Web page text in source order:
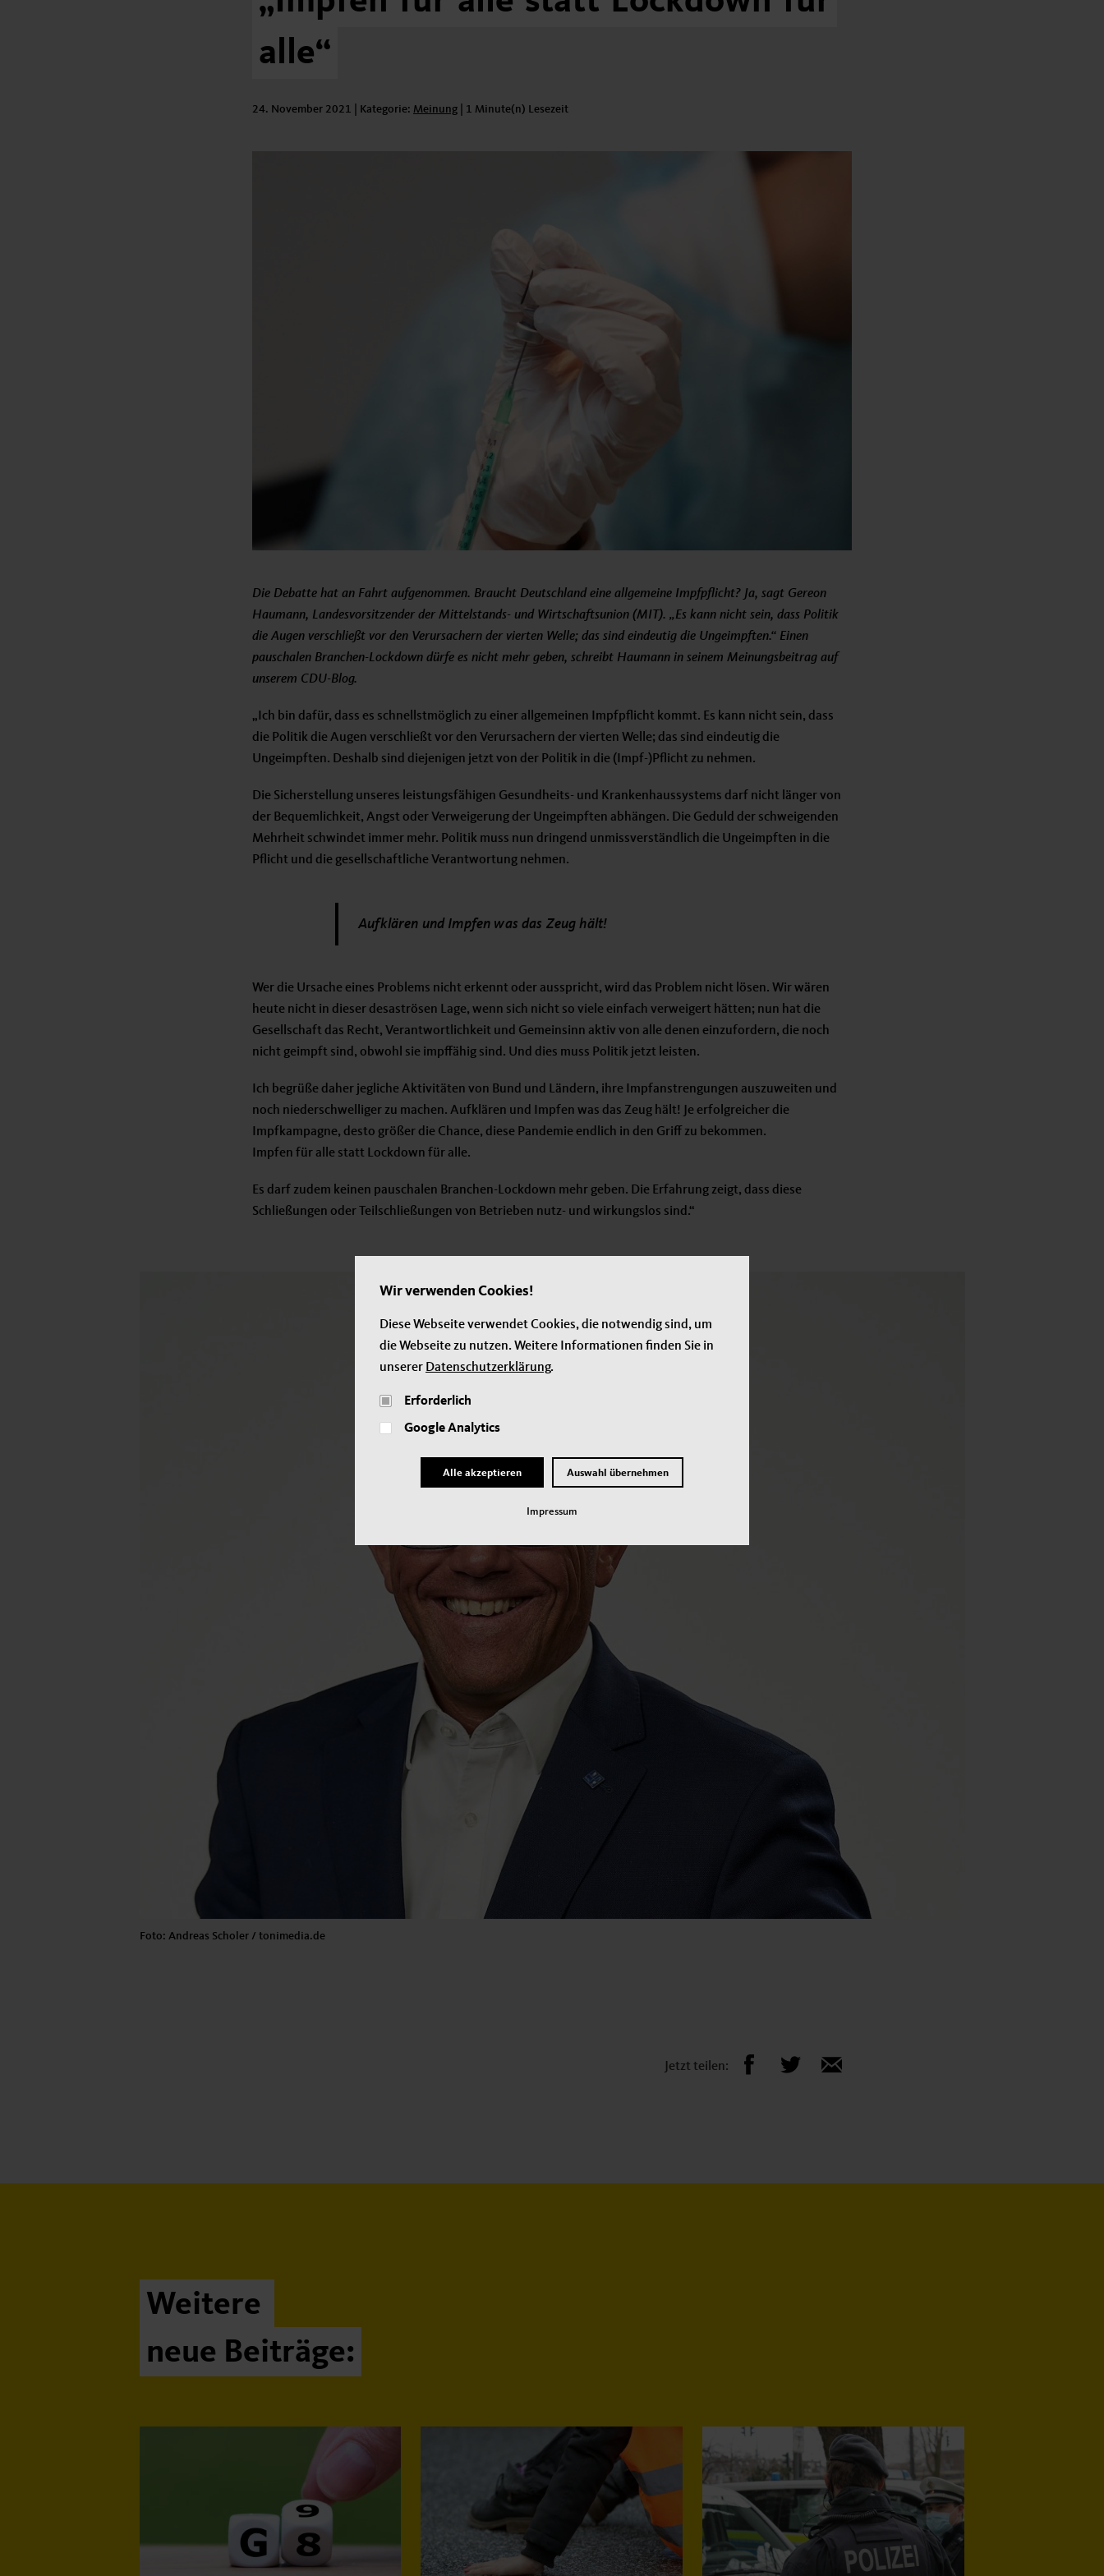
alle“
24. November 2021 | Kategorie: Kategorie:
Meinung 1 Minute(n) Lesezeit
Die Debatte hat an Fahrt aufgenommen. Braucht Deutschland eine allgemeine Impfpflicht? Ja, sagt Gereon
Haumann, Landesvorsitzender der Mittelstands- und Wirtschaftsunion (MIT). „Es kann nicht sein, dass Politik
die Augen verschließt vor den Verursachern der vierten Welle; das sind eindeutig die Ungeimpften.“ Einen
pauschalen Branchen-Lockdown dürfe es nicht mehr geben, schreibt Haumann in seinem Meinungsbeitrag auf
unserem CDU-Blog.
„Ich bin dafür, dass es schnellstmöglich zu einer allgemeinen Impfpflicht kommt. Es kann nicht sein, dass
die Politik die Augen verschließt vor den Verursachern der vierten Welle; das sind eindeutig die
Ungeimpften. Deshalb sind diejenigen jetzt von der Politik in die (Impf-)Pflicht zu nehmen.
Die Sicherstellung unseres leistungsfähigen Gesundheits- und Krankenhaussystems darf nicht länger von
der Bequemlichkeit, Angst oder Verweigerung der Ungeimpften abhängen. Die Geduld der schweigenden
Mehrheit schwindet immer mehr. Politik muss nun dringend unmissverständlich die Ungeimpften in die
Pflicht und die gesellschaftliche Verantwortung nehmen.
Aufklären und Impfen was das Zeug hält!
Wer die Ursache eines Problems nicht erkennt oder ausspricht, wird das Problem nicht lösen. Wir wären
heute nicht in dieser desaströsen Lage, wenn sich nicht so viele einfach verweigert hätten; nun hat die
Gesellschaft das Recht, Verantwortlichkeit und Gemeinsinn aktiv von alle denen einzufordern, die noch
nicht geimpft sind, obwohl sie impffähig sind. Und dies muss Politik jetzt leisten.
Ich begrüße daher jegliche Aktivitäten von Bund und Ländern, ihre Impfanstrengungen auszuweiten und
noch niederschwelliger zu machen. Aufklären und Impfen was das Zeug hält! Je erfolgreicher die
Impfkampagne, desto größer die Chance, diese Pandemie endlich in den Griff zu bekommen.
Impfen für alle statt Lockdown für alle.
Es darf zudem keinen pauschalen Branchen-Lockdown mehr geben. Die Erfahrung zeigt, dass diese
Schließungen oder Teilschließungen von Betrieben nutz- und wirkungslos sind.“
Foto: Andreas Scholer / tonimedia.de
Jetzt teilen:
Weitere
neue Beiträge:
Wir verwenden Cookies!
Diese Webseite verwendet Cookies, die notwendig sind, um
die Webseite zu nutzen. Weitere Informationen finden Sie in
unserer Datenschutzerklärung.
Erforderlich
Google Analytics
Alle akzeptieren Auswahl übernehmen
Impressum